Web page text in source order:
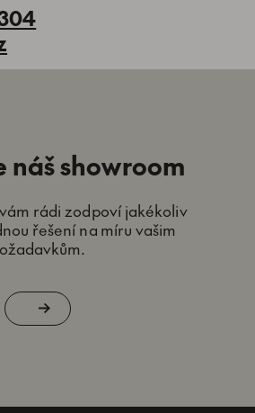
náš showroom
rádi zodpoví jakékoliv
řešení na míru vašim